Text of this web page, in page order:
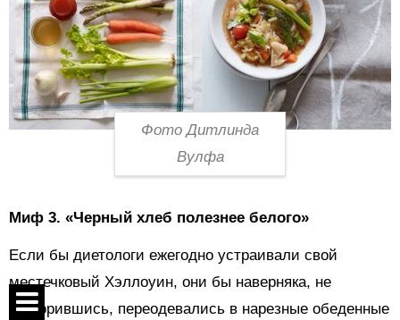
Фото Дитлинда
Вулфа
Миф 3. «Черный хлеб полезнее белого»
Если бы диетологи ежегодно устраивали свой
местечковый Хэллоуин, они бы наверняка, не
сговорившись, переодевались в нарезные обеденные